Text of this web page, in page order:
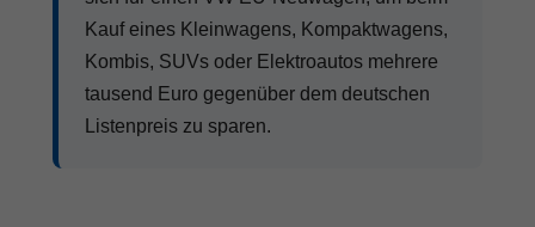
Kauf eines Kleinwagens, Kompaktwagens,
Kombis, SUVs oder Elektroautos mehrere
tausend Euro gegenüber dem deutschen
Listenpreis zu sparen.